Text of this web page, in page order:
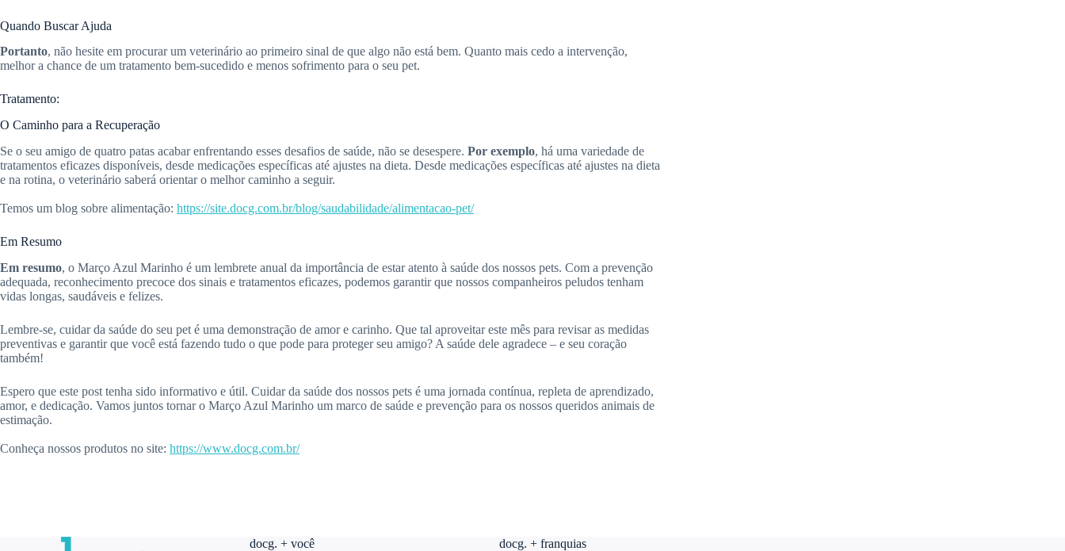
Quando Buscar Ajuda
Portanto, não hesite em procurar um veterinário ao primeiro sinal de que algo não está bem. Quanto mais cedo a intervenção,
melhor a chance de um tratamento bem-sucedido e menos sofrimento para o seu pet.
Tratamento:
O Caminho para a Recuperação
Se o seu amigo de quatro patas acabar enfrentando esses desafios de saúde, não se desespere. Por exemplo, há uma variedade de
tratamentos eficazes disponíveis, desde medicações específicas até ajustes na dieta. Desde medicações específicas até ajustes na dieta
e na rotina, o veterinário saberá orientar o melhor caminho a seguir.
Temos um blog sobre alimentação: https://site.docg.com.br/blog/saudabilidade/alimentacao-pet/
Em Resumo
Em resumo, o Março Azul Marinho é um lembrete anual da importância de estar atento à saúde dos nossos pets. Com a prevenção
adequada, reconhecimento precoce dos sinais e tratamentos eficazes, podemos garantir que nossos companheiros peludos tenham
vidas longas, saudáveis e felizes.
Lembre-se, cuidar da saúde do seu pet é uma demonstração de amor e carinho. Que tal aproveitar este mês para revisar as medidas
preventivas e garantir que você está fazendo tudo o que pode para proteger seu amigo? A saúde dele agradece – e seu coração
também!
Espero que este post tenha sido informativo e útil. Cuidar da saúde dos nossos pets é uma jornada contínua, repleta de aprendizado,
amor, e dedicação. Vamos juntos tornar o Março Azul Marinho um marco de saúde e prevenção para os nossos queridos animais de
estimação.
Conheça nossos produtos no site: https://www.docg.com.br/
docg. + você docg. + franquias